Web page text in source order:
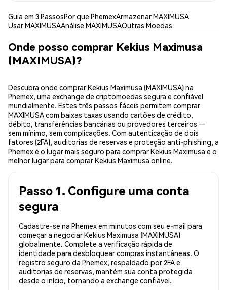
Guia em 3 PassosPor que PhemexArmazenar MAXIMUSA
Usar MAXIMUSAAnálise MAXIMUSAOutras Moedas
Onde posso comprar Kekius Maximusa
(MAXIMUSA)?
Descubra onde comprar Kekius Maximusa (MAXIMUSA) na
Phemex, uma exchange de criptomoedas segura e confiável
mundialmente. Estes três passos fáceis permitem comprar
MAXIMUSA com baixas taxas usando cartões de crédito,
débito, transferências bancárias ou provedores terceiros —
sem mínimo, sem complicações. Com autenticação de dois
fatores (2FA), auditorias de reservas e proteção anti-phishing, a
Phemex é o lugar mais seguro para comprar Kekius Maximusa e o
melhor lugar para comprar Kekius Maximusa online.
Passo 1. Configure uma conta
segura
Cadastre-se na Phemex em minutos com seu e-mail para
começar a negociar Kekius Maximusa (MAXIMUSA)
globalmente. Complete a verificação rápida de
identidade para desbloquear compras instantâneas. O
registro seguro da Phemex, respaldado por 2FA e
auditorias de reservas, mantém sua conta protegida
desde o início, tornando a exchange confiável.